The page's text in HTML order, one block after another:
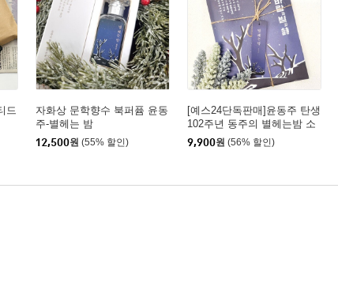
드
자화상 문학향수 북퍼퓸 윤동
주-별헤는 밤
12,500원 (55% 할인)
[예스24단독판매]윤동주 탄생
102주년 동주의 별헤는밤 소
포(별밤 에디션 패키지)
9,900원 (56% 할인)